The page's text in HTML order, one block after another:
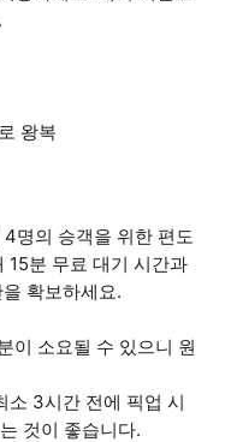
왕복
명의 승객을 위한 편도
15분 무료 대기 시간과
확보하세요.
이 소요될 수 있으니 원
소 3시간 전에 픽업 시
것이 좋습니다.